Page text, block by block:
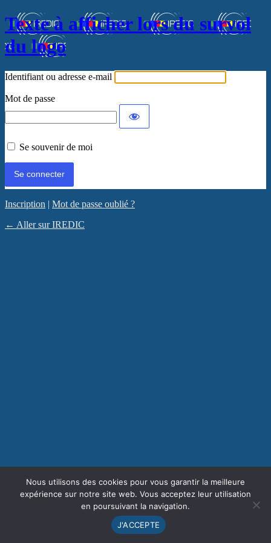
Texte à afficher lors du survol
du logo
Identifiant ou adresse e-mail
Mot de passe
Se souvenir de moi
Inscription | Mot de passe oublié ?
← Aller sur IREDIC
Nous utilisons des cookies pour vous garantir la meilleure
expérience sur notre site web. Vous acceptez leur utilisation
en poursuivant la navigation.
J'ACCEPTE